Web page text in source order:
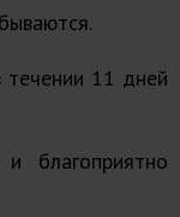
течении 11 дней
благоприятно